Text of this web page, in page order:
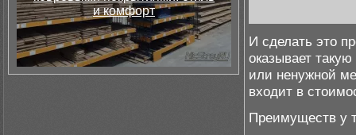
и комфорт
И сделать это
оказывает
или ненужной
входит в
Преимуществ у